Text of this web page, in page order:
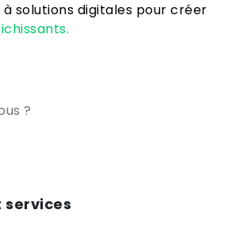
solutions digitales pour créer
?
services